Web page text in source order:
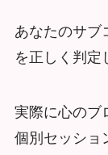
あなたのサ
を正しく判定
実際に心のブ
個別セッショ